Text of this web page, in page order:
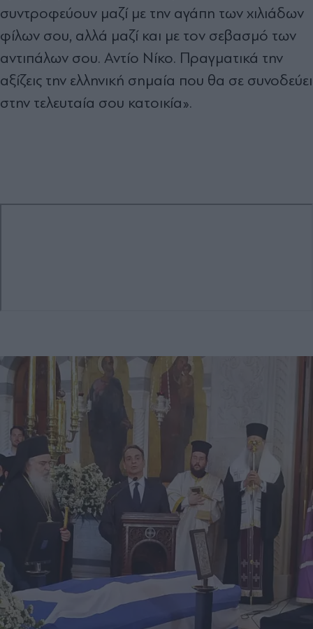
συντροφεύουν μαζί με την αγάπη των χιλιάδων
φίλων σου, αλλά μαζί και με τον σεβασμό των
αντιπάλων σου. Αντίο Νίκο. Πραγματικά την
αξίζεις την ελληνική σημαία που θα σε συνοδεύει
στην τελευταία σου κατοικία».